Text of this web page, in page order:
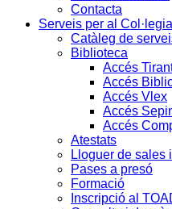
Contacta
Serveis per al
Catàleg de
Biblioteca
Accés
Accés
Accés Vlex
Accés
Accés
Atestats
Lloguer de sales
Pases a presó
Formació
Inscripció al